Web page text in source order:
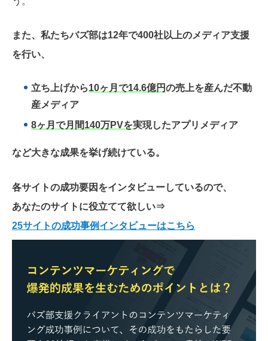
また、私たちバズ部は12年で400社以上のメディア支援
を行い、
立ち上げから10ヶ月で14.6億円の売上を産んだ不動
産メディア
8ヶ月で月間140万PVを実現したアプリメディア
など大きな成果を挙げ続けている。
各サイトの成功要因をインタビューしているので、
あなたのサイトに役立てて欲しい⇒
25サイトの成功事例インタビューはこちら